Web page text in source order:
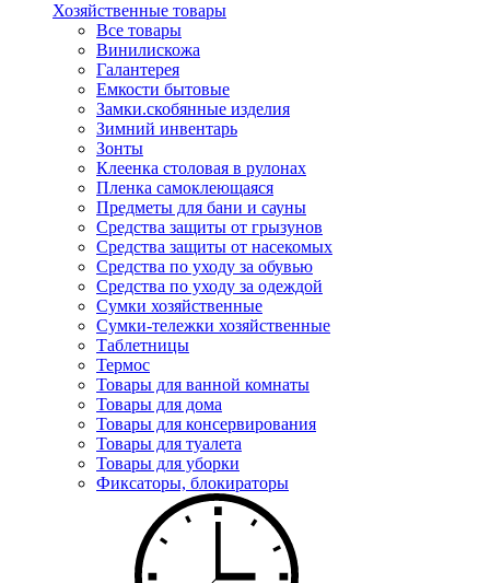
Хозяйственные товары
Все товары
Винилискожа
Галантерея
Емкости бытовые
Замки.скобянные изделия
Зимний инвентарь
Зонты
Клеенка столовая в рулонах
Пленка самоклеющаяся
Предметы для бани и сауны
Средства защиты от грызунов
Средства защиты от насекомых
Средства по уходу за обувью
Средства по уходу за одеждой
Сумки хозяйственные
Сумки-тележки хозяйственные
Таблетницы
Термос
Товары для ванной комнаты
Товары для дома
Товары для консервирования
Товары для туалета
Товары для уборки
Фиксаторы, блокираторы